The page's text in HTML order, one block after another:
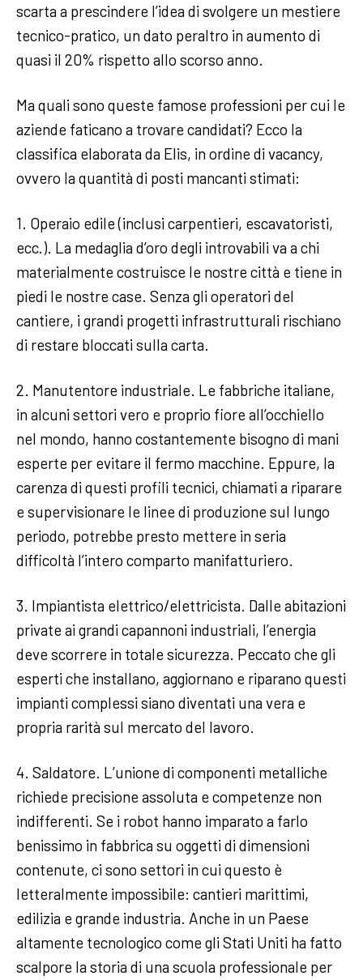
scarta a prescindere l’idea di svolgere un mestiere
tecnico-pratico, un dato peraltro in aumento di
quasi il 20% rispetto allo scorso anno.
Ma quali sono queste famose professioni per cui le
aziende faticano a trovare candidati? Ecco la
classifica elaborata da Elis, in ordine di vacancy,
ovvero la quantità di posti mancanti stimati:
1. Operaio edile (inclusi carpentieri, escavatoristi,
ecc.). La medaglia d’oro degli introvabili va a chi
materialmente costruisce le nostre città e tiene in
piedi le nostre case. Senza gli operatori del
cantiere, i grandi progetti infrastrutturali rischiano
di restare bloccati sulla carta.
2. Manutentore industriale. Le fabbriche italiane,
in alcuni settori vero e proprio fiore all’occhiello
nel mondo, hanno costantemente bisogno di mani
esperte per evitare il fermo macchine. Eppure, la
carenza di questi profili tecnici, chiamati a riparare
e supervisionare le linee di produzione sul lungo
periodo, potrebbe presto mettere in seria
difficoltà l’intero comparto manifatturiero.
3. Impiantista elettrico/elettricista. Dalle abitazioni
private ai grandi capannoni industriali, l’energia
deve scorrere in totale sicurezza. Peccato che gli
esperti che installano, aggiornano e riparano questi
impianti complessi siano diventati una vera e
propria rarità sul mercato del lavoro.
4. Saldatore. L’unione di componenti metalliche
richiede precisione assoluta e competenze non
indifferenti. Se i robot hanno imparato a farlo
benissimo in fabbrica su oggetti di dimensioni
contenute, ci sono settori in cui questo è
letteralmente impossibile: cantieri marittimi,
edilizia e grande industria. Anche in un Paese
altamente tecnologico come gli Stati Uniti ha fatto
scalpore la storia di una scuola professionale per